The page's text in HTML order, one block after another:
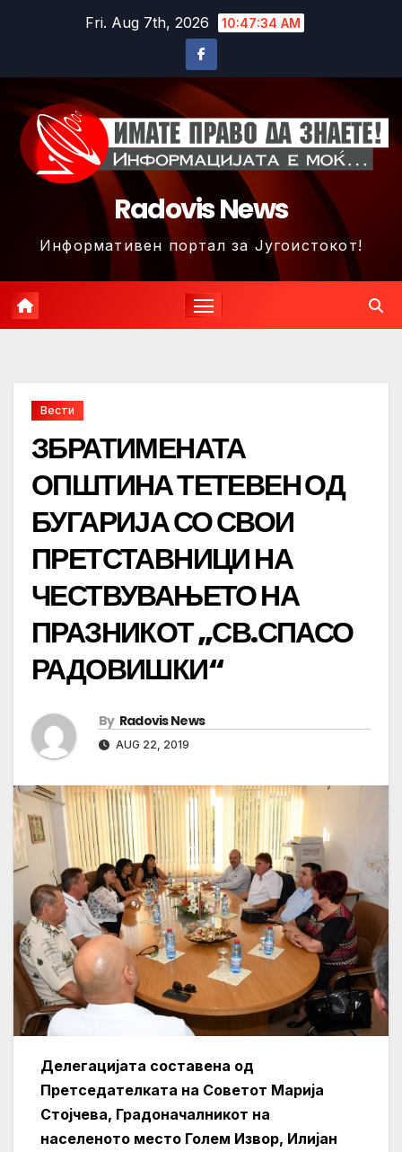
Fri. Aug 7th, 2026 10:47:37 AM
Radovis News
Информативен портал за Југоистокот!
Вести
ЗБРАТИМЕНАТА
ОПШТИНА ТЕТЕВЕН ОД
БУГАРИЈА СО СВОИ
ПРЕТСТАВНИЦИ НА
ЧЕСТВУВАЊЕТО НА
ПРАЗНИКОТ „СВ.СПАСО
РАДОВИШКИ“
By Radovis News
AUG 22, 2019
Делегацијата составена од
Претседателката на Советот Марија
Стојчева, Градоначалникот на
населеното место Голем Извор, Илијан